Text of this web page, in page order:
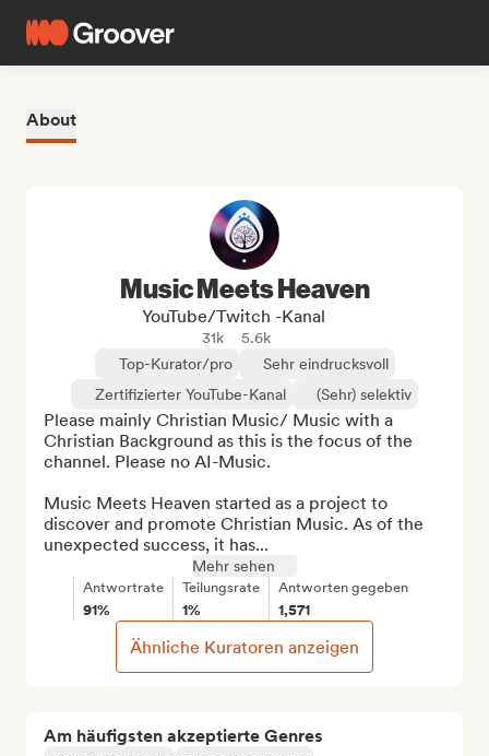
About
Am häufigsten akzeptierte Genres
Music Meets Heaven
YouTube/Twitch -Kanal
31k
5.6k
Top-Kurator/pro
Sehr eindrucksvoll
Zertifizierter YouTube-Kanal
(Sehr) selektiv
Please mainly Christian Music/ Music with a
Christian Background as this is the focus of the
channel. Please no AI-Music.
Music Meets Heaven started as a project to
discover and promote Christian Music. As of the
unexpected success, it has...
Mehr sehen
Antwortrate
91%
Teilungsrate
1%
Antworten gegeben
1,571
Ähnliche Kuratoren anzeigen